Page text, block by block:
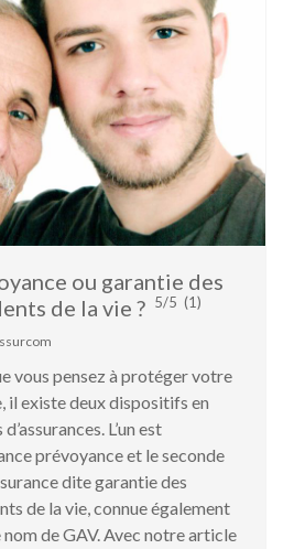
ou garantie des
de la vie ? 5/5 (1)
vous pensez à protéger votre
il existe deux dispositifs en
L’un est
prévoyance et le seconde
dite garantie des
de la vie, connue également
nom de GAV. Avec notre article